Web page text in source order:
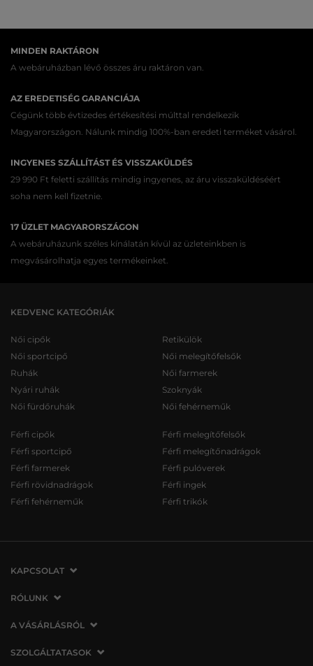
MINDEN RAKTÁRON
A webáruházban lévő összes áru raktáron van.
AZ EREDETISÉG GARANCIÁJA
Cégünk több évtizedes értékesítési múlttal rendelkezik
Magyarországon. Nálunk mindig 100%-ban eredeti terméket vásárol.
INGYENES SZÁLLÍTÁST ÉS VISSZAKÜLDÉS
29 990 Ft feletti szállítás mindig ingyenes, az áru visszaküldéséért
soha nem kell fizetnie.
17 ÜZLET MAGYARORSZÁGON
A webáruházunk széles kínálatán kívül az üzleteinkben is
megvásárolhatja egyes termékeinket.
KEDVENC KATEGÓRIÁK
Női cipők
Női sportcipő
Ruhák
Nyári ruhák
Női fürdőruhák
Retikülök
Női melegítőfelsők
Női farmerek
Szoknyák
Női fehérneműk
Férfi cipők
Férfi sportcipő
Férfi farmerek
Férfi rövidnadrágok
Férfi fehérneműk
Férfi melegítőfelsők
Férfi melegítőnadrágok
Férfi pulóverek
Férfi ingek
Férfi trikók
KAPCSOLAT
VERMONT Services Slovakia s. r. o.
821 07 Bratislava
Szlovákia
RÓLUNK
Cégünkről
Üzleteink
A VÁSÁRLÁSRÓL
A vásárlás menete
SZOLGÁLTATASOK